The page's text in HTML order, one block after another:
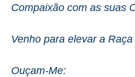
Compaixão com as suas
Venho para elevar a
Ouçam-Me: